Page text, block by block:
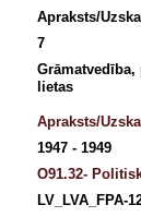
Apraksts/
7
lietas
Apraksts/
1947 - 1949
O91.32-
LV_LVA_FPA-